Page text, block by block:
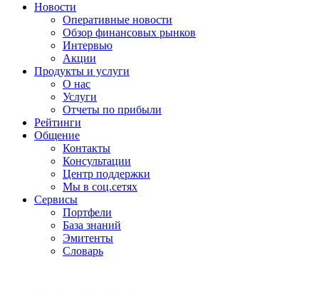
Новости
Оперативные новости
Обзор финансовых рынков
Интервью
Акции
Продукты и услуги
О нас
Услуги
Отчеты по прибыли
Рейтинги
Общение
Контакты
Консультации
Центр поддержки
Мы в соц.сетях
Сервисы
Портфели
База знаний
Эмитенты
Словарь